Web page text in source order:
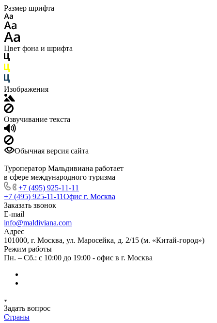
Размер шрифта
Цвет фона и шрифта
Изображения
Озвучивание текста
Обычная версия сайта
Туроператор Мальдивиана работает
в сфере международного туризма
+7 (495) 925-11-11
+7 (495) 925-11-11Офис г. Москва
Заказать звонок
E-mail
info@maldiviana.com
Адрес
101000, г. Москва, ул. Маросейка, д. 2/15 (м. «Китай-город»)
Режим работы
Пн. – Сб.: с 10:00 до 19:00 - офис в г. Москва
Задать вопрос
Страны